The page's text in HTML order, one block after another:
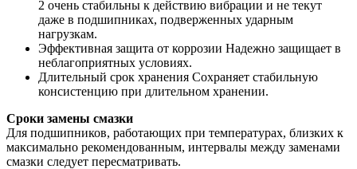
2 очень стабильны к действию вибрации и не текут
даже в подшипниках, подверженных ударным
нагрузкам.
Эффективная защита от коррозии Надежно защищает в
неблагоприятных условиях.
Длительный срок хранения Сохраняет стабильную
консистенцию при длительном хранении.
Сроки замены смазки
Для подшипников, работающих при температурах, близких к
максимально рекомендованным, интервалы между заменами
смазки следует пересматривать.